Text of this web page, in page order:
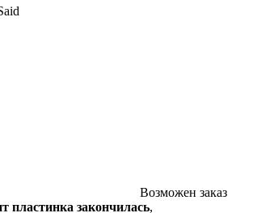
Возможен заказ
пластинка закончилась,